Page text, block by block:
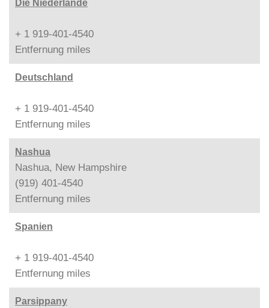
Die Niederlande
+ 1 919-401-4540
Entfernung miles
Deutschland
+ 1 919-401-4540
Entfernung miles
Nashua
Nashua, New Hampshire
(919) 401-4540
Entfernung miles
Spanien
+ 1 919-401-4540
Entfernung miles
Parsippany